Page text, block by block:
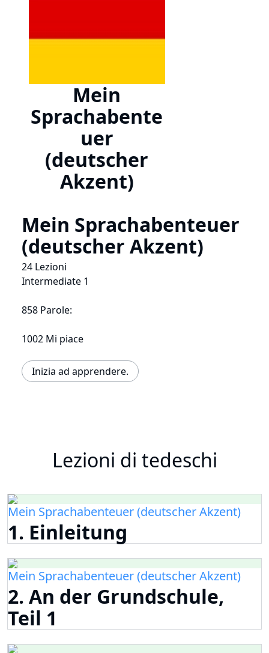
Mein
Sprachabente
uer
(deutscher
Akzent)
Mein Sprachabenteuer
(deutscher Akzent)
24 Lezioni
Intermediate 1
858 Parole:
1002 Mi piace
Inizia ad apprendere.
Lezioni di tedeschi
Mein Sprachabenteuer (deutscher Akzent)
1. Einleitung
Mein Sprachabenteuer (deutscher Akzent)
2. An der Grundschule,
Teil 1